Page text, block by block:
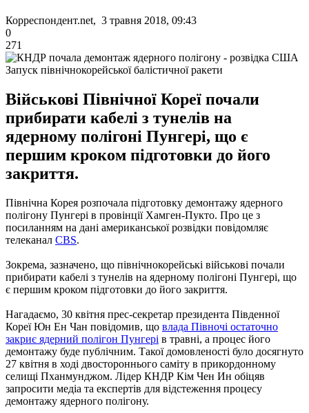
Корреспондент.net, 3 травня 2018, 09:43
0
271
Запуск північнокорейської балістичної ракети
Військові Північної Кореї почали
прибирати кабелі з тунелів на
ядерному полігоні Пунгері, що є
першим кроком підготовки до його
закриття.
Північна Корея розпочала підготовку демонтажу ядерного
полігону Пунгері в провінції Хамген-Пукто. Про це з
посиланням на дані американської розвідки повідомляє
телеканал CBS.
Зокрема, зазначено, що північнокорейські військові почали
прибирати кабелі з тунелів на ядерному полігоні Пунгері, що
є першим кроком підготовки до його закриття.
Нагадаємо, 30 квітня прес-секретар президента Південної
Кореї Юн Ен Чан повідомив, що влада Півночі остаточно
закриє ядерний полігон Пунгері в травні, а процес його
демонтажу буде публічним. Такої домовленості було досягнуто
27 квітня в ході двостороннього саміту в прикордонному
селищі Пханмунджом. Лідер КНДР Кім Чен Ин обіцяв
запросити медіа та експертів для відстеження процесу
демонтажу ядерного полігону.